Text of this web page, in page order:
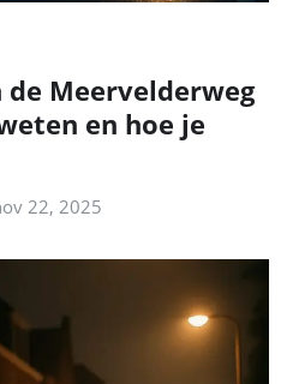
de Meervelderweg
en hoe je
22, 2025